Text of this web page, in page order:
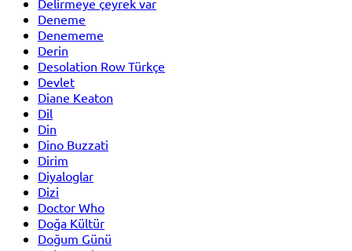
Delirmeye çeyrek var
Deneme
Denememe
Derin
Desolation Row Türkçe
Devlet
Diane Keaton
Dil
Din
Dino Buzzati
Dirim
Diyaloglar
Dizi
Doctor Who
Doğa Kültür
Doğum Günü